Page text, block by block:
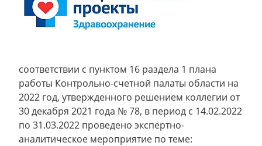
соответствии с пунктом 16 раздела 1 плана
работы Контрольно-счетной палаты области на
2022 год, утвержденного решением коллегии от
30 декабря 2021 года № 78, в период с 14.02.2022
по 31.03.2022 проведено экспертно-
аналитическое мероприятие по теме: